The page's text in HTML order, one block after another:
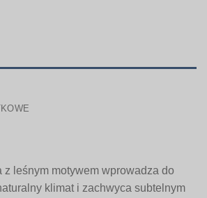
z leśnym motywem wprowadza do
klimat i zachwyca subtelnym